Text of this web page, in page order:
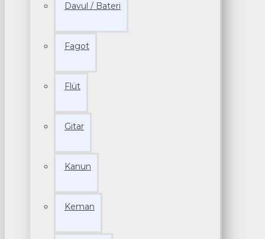
Davul / Bateri
Fagot
Flüt
Gitar
Kanun
Keman